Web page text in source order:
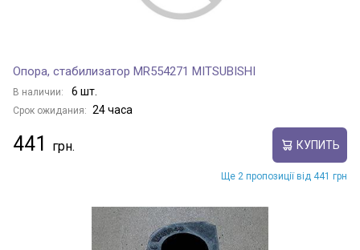
Опора, стабилизатор MR554271 MITSUBISHI
В наличии: 6 шт.
Срок ожидания: 24 часа
441 КУПИТЬ
Ще 2 пропозиції від 441 грн